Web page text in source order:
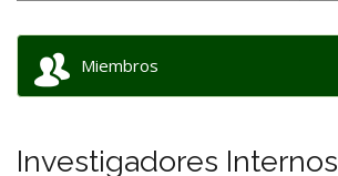
Miembros
Investigadores Internos